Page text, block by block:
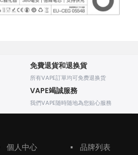
免費退貨和退换貨
所有VAPE訂單均可免费退换货
VAPE竭誠服務
我們VAPE随時随地為您贴心服務
個人中心 ▪ 品牌列表